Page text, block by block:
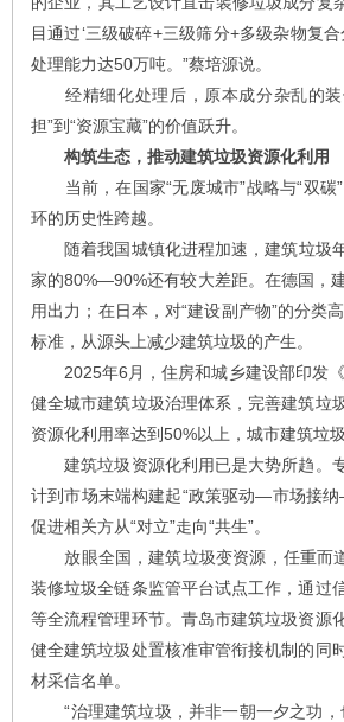
目通过‘三级破碎+三级筛分+多级杂物复
处理能力达50万吨。”蔡培源说。
经精细化处理后，原本成分杂乱的装
担”到“资源宝藏”的价值跃升。
构筑生态，推动建筑垃圾资源化利用
当前，在国家“无废城市”战略与“双碳
环的历史性跨越。
随着我国城镇化进程加速，建筑垃圾
家的80%—90%还有较大差距。在德国，
用出力；在日本，对“建设副产物”的分类
标准，从源头上减少建筑垃圾的产生。
2025年6月，住房和城乡建设部印发《
健全城市建筑垃圾治理体系，完善建筑垃
资源化利用率达到50%以上，城市建筑垃
建筑垃圾资源化利用已是大势所趋。专
计到市场末端构建起“政策驱动—市场接
促进相关方从“对立”走向“共生”。
放眼全国，建筑垃圾变资源，任重而
装修垃圾全链条监管平台试点工作，通过
等全流程管理环节。青岛市建筑垃圾资源
健全建筑垃圾处置核准审管衔接机制的同
材采信名单。
“治理建筑垃圾，并非一朝一夕之功，